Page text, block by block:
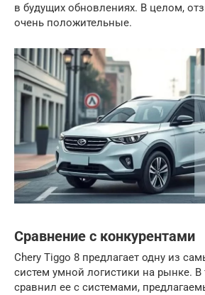
в будущих обновлениях. В целом,
очень положительные.
Сравнение с конкурентами
Chery Tiggo 8 предлагает одну из
систем умной логистики на рынке. В
сравнил ее с системами,